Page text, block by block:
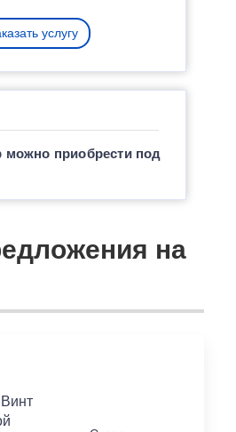
услугу
можно приобрести под
на